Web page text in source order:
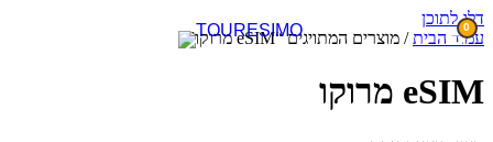
דלג לתוכן
0
עמוד הבית/ מוצרים המתויגים “eSIM מרוקו”
eSIM מרוקו